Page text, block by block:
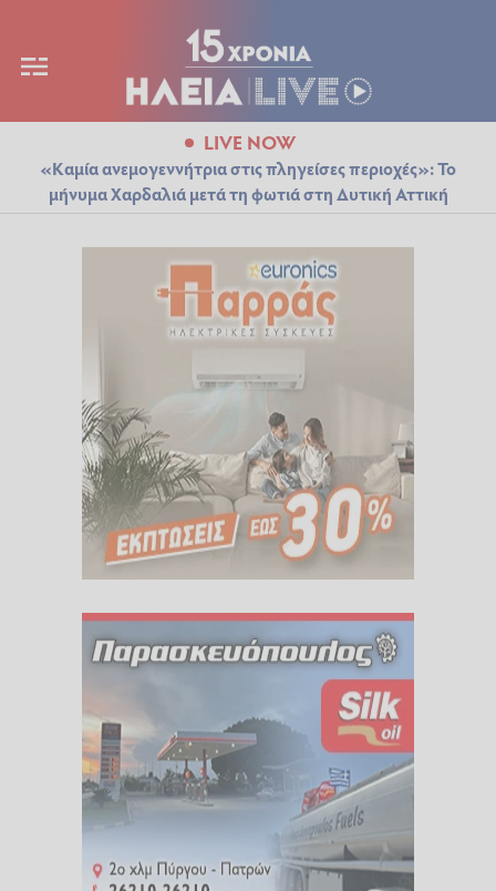
LIVE NOW
«Καμία ανεμογεννήτρια στις πληγείσες περιοχές»: Το
μήνυμα Χαρδαλιά μετά τη φωτιά στη Δυτική Αττική